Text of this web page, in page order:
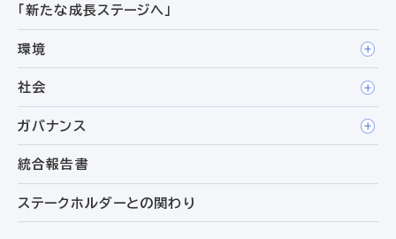
「新たな成長ステージへ」
環境
社会
ガバナンス
統合報告書
ステークホルダーとの関わり